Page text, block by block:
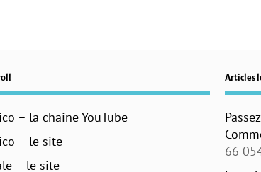
– la chaine YouTube
– le site
– le site
Articles
66